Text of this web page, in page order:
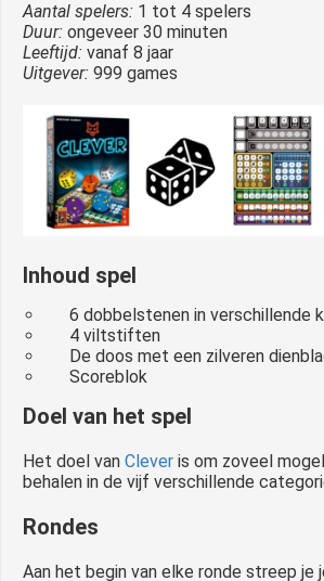
Aantal spelers: 1 tot 4 spelers
Duur: ongeveer 30 minuten
Leeftijd: vanaf 8 jaar
Uitgever: 999 games
Inhoud spel
6 dobbelstenen in verschillende
4 viltstiften
De doos met een zilveren
Scoreblok
Doel van het spel
Het doel van Clever is om zoveel
behalen in de vijf verschillende
Rondes
Aan het begin van elke ronde streep je